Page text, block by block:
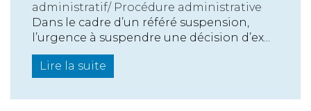
administratif/ Procédure administrative
Dans le cadre d’un référé suspension,
l’urgence à suspendre une décision d’ex...
Lire la suite